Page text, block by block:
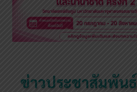
ข่าวประชาสัมพันธ์